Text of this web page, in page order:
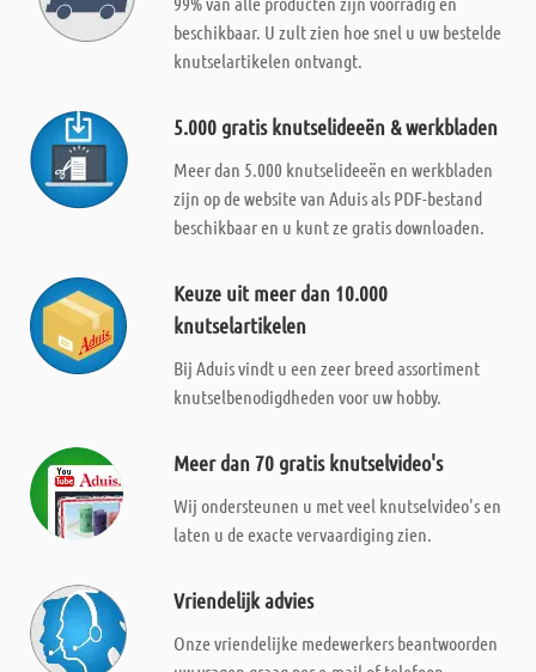
beschikbaar. U zult zien hoe snel u uw bestelde
knutselartikelen ontvangt.
5.000 gratis knutselideeën & werkbladen
Meer dan 5.000 knutselideeën en werkbladen
zijn op de website van Aduis als PDF-bestand
beschikbaar en u kunt ze gratis downloaden.
Keuze uit meer dan 10.000
knutselartikelen
Bij Aduis vindt u een zeer breed assortiment
knutselbenodigdheden voor uw hobby.
Meer dan 70 gratis knutselvideo's
Wij ondersteunen u met veel knutselvideo's en
laten u de exacte vervaardiging zien.
Vriendelijk advies
Onze vriendelijke medewerkers beantwoorden